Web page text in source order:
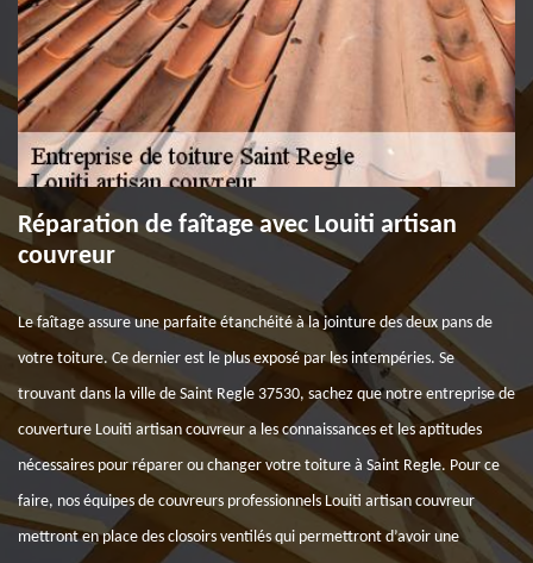
Réparation de faîtage avec Louiti artisan
couvreur
Le faîtage assure une parfaite étanchéité à la jointure des deux pans de
votre toiture. Ce dernier est le plus exposé par les intempéries. Se
trouvant dans la ville de Saint Regle 37530, sachez que notre entreprise de
couverture Louiti artisan couvreur a les connaissances et les aptitudes
nécessaires pour réparer ou changer votre toiture à Saint Regle. Pour ce
faire, nos équipes de couvreurs professionnels Louiti artisan couvreur
mettront en place des closoirs ventilés qui permettront d’avoir une